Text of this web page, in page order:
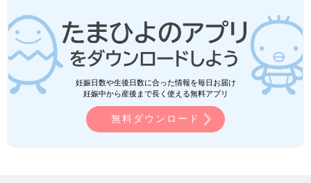
妊娠日数や生後日数に合った情報を毎日お届け
妊娠中から産後まで長く使える無料アプリ
無料ダウンロード